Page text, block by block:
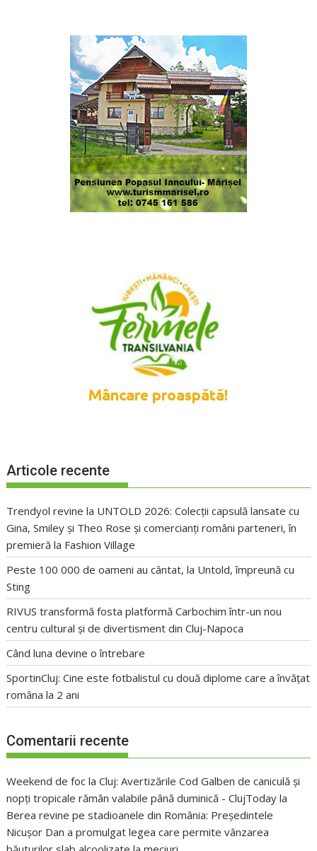
Articole recente
Trendyol revine la UNTOLD 2026: Colecții capsulă lansate cu
Gina, Smiley și Theo Rose și comercianți români parteneri, în
premieră la Fashion Village
Peste 100 000 de oameni au cântat, la Untold, împreună cu
Sting
RIVUS transformă fosta platformă Carbochim într-un nou
centru cultural și de divertisment din Cluj-Napoca
Când luna devine o întrebare
SportinCluj: Cine este fotbalistul cu două diplome care a învățat
româna la 2 ani
Comentarii recente
Weekend de foc la Cluj: Avertizările Cod Galben de caniculă și
nopți tropicale rămân valabile până duminică - ClujToday la
Berea revine pe stadioanele din România: Președintele
Nicușor Dan a promulgat legea care permite vânzarea